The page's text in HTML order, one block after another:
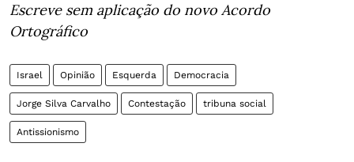
Escreve sem aplicação do novo Acordo
Ortográfico
Israel Opinião Esquerda Democracia
Jorge Silva Carvalho Contestação tribuna social
Antissionismo